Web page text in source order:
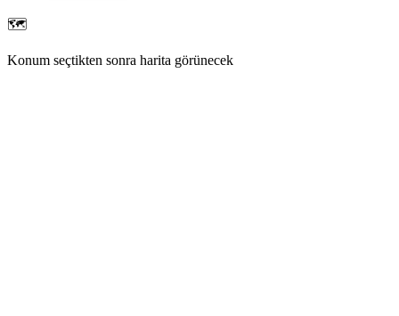
🗺️
Konum seçtikten sonra harita görünecek